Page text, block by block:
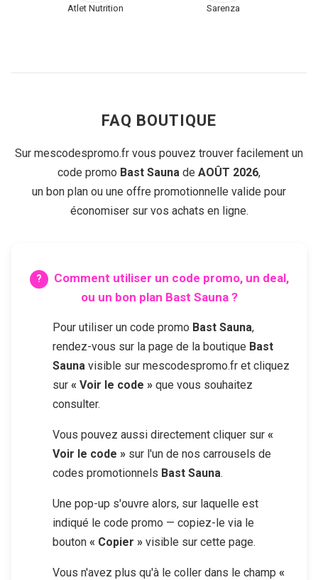
Atlet Nutrition Sarenza
FAQ BOUTIQUE
Sur mescodespromo.fr vous pouvez trouver facilement un
code promo Bast Sauna de AOÛT 2026,
un bon plan ou une offre promotionnelle valide pour
économiser sur vos achats en ligne.
Comment utiliser un code promo, un deal,
ou un bon plan Bast Sauna?
Pour utiliser un code promo Bast Sauna,
rendez-vous sur la page de la boutique Bast
Sauna visible sur mescodespromo.fr et cliquez
sur « Voir le code » que vous souhaitez
consulter.
Vous pouvez aussi directement cliquer sur «
Voir le code » sur l'un de nos carrousels de
codes promotionnels Bast Sauna.
Une pop-up s'ouvre alors, sur laquelle est
indiqué le code promo — copiez-le via le
bouton « Copier » visible sur cette page.
Vous n'avez plus qu'à le coller dans le champ «